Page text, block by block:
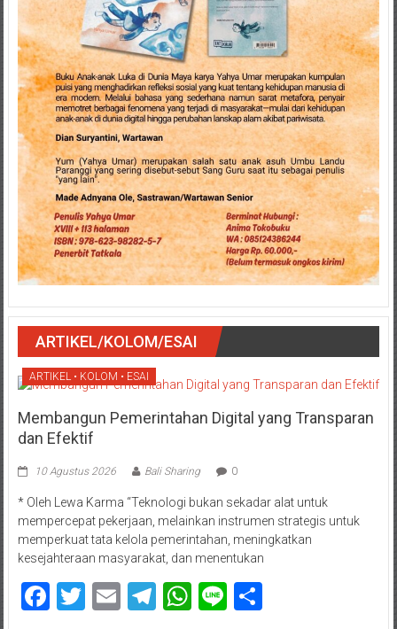
ARTIKEL/KOLOM/ESAI
ARTIKEL • KOLOM • ESAI
Membangun Pemerintahan Digital yang Transparan
dan Efektif
10 Agustus 2026 Bali Sharing 0
* Oleh Lewa Karma “Teknologi bukan sekadar alat untuk
mempercepat pekerjaan, melainkan instrumen strategis untuk
memperkuat tata kelola pemerintahan, meningkatkan
kesejahteraan masyarakat, dan menentukan
Facebook
Twitter
EmailTelegram
WhatsApp
LineShare